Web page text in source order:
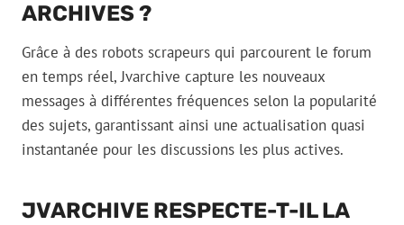
ARCHIVES ?
Grâce à des robots scrapeurs qui parcourent le forum
en temps réel, Jvarchive capture les nouveaux
messages à différentes fréquences selon la popularité
des sujets, garantissant ainsi une actualisation quasi
instantanée pour les discussions les plus actives.
JVARCHIVE RESPECTE-T-IL LA